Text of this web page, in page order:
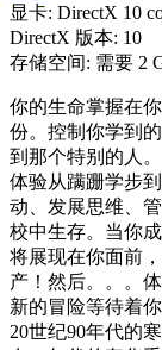
显卡: DirectX 10
DirectX 版本: 10
存储空间: 需要 2
你的生命掌握在
份。控制你学到
到那个特别的人。
体验从蹒跚学步
动、发展思维、
校中生存。当你
将展现在你面前
产！然后。。。
新的冒险等待着你
20世纪90年代的